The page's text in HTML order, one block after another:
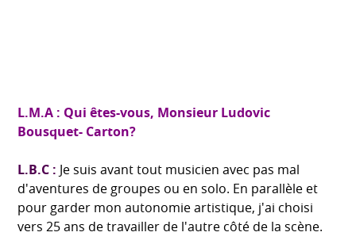
L.M.A : Qui êtes-vous, Monsieur Ludovic
Bousquet- Carton?
L.B.C : Je suis avant tout musicien avec pas mal
d'aventures de groupes ou en solo. En parallèle et
pour garder mon autonomie artistique, j'ai choisi
vers 25 ans de travailler de l'autre côté de la scène.